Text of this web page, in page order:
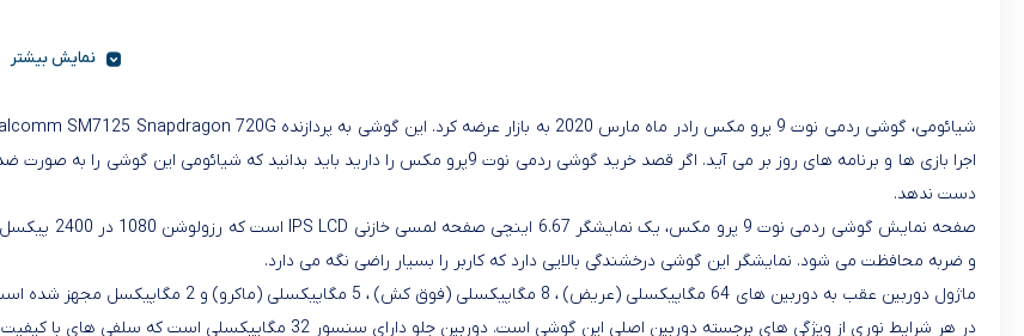
نمایش بیشتر
اجرا بازی ها و برنامه های روز بر می آید. اگر قصد خرید گوشی ردمی نوت 9پرو مکس را دارید باید
دست ندهد.
و ضربه محافظت می شود. نمایشگر این گوشی درخشندگی بالایی دارد که کاربر را بسیار راضی نگه می دارد.
ماژول دوربین عقب به دوربین های 64 مگاپیکسلی
در هر شرایط نوری از ویژگی های برجسته دوربین اصلی این گوشی است. دوربین جلو دارای سنسور 32 مگاپیکسلی است که سلفی های با کیفیت و زیبایی ثبت می کند.